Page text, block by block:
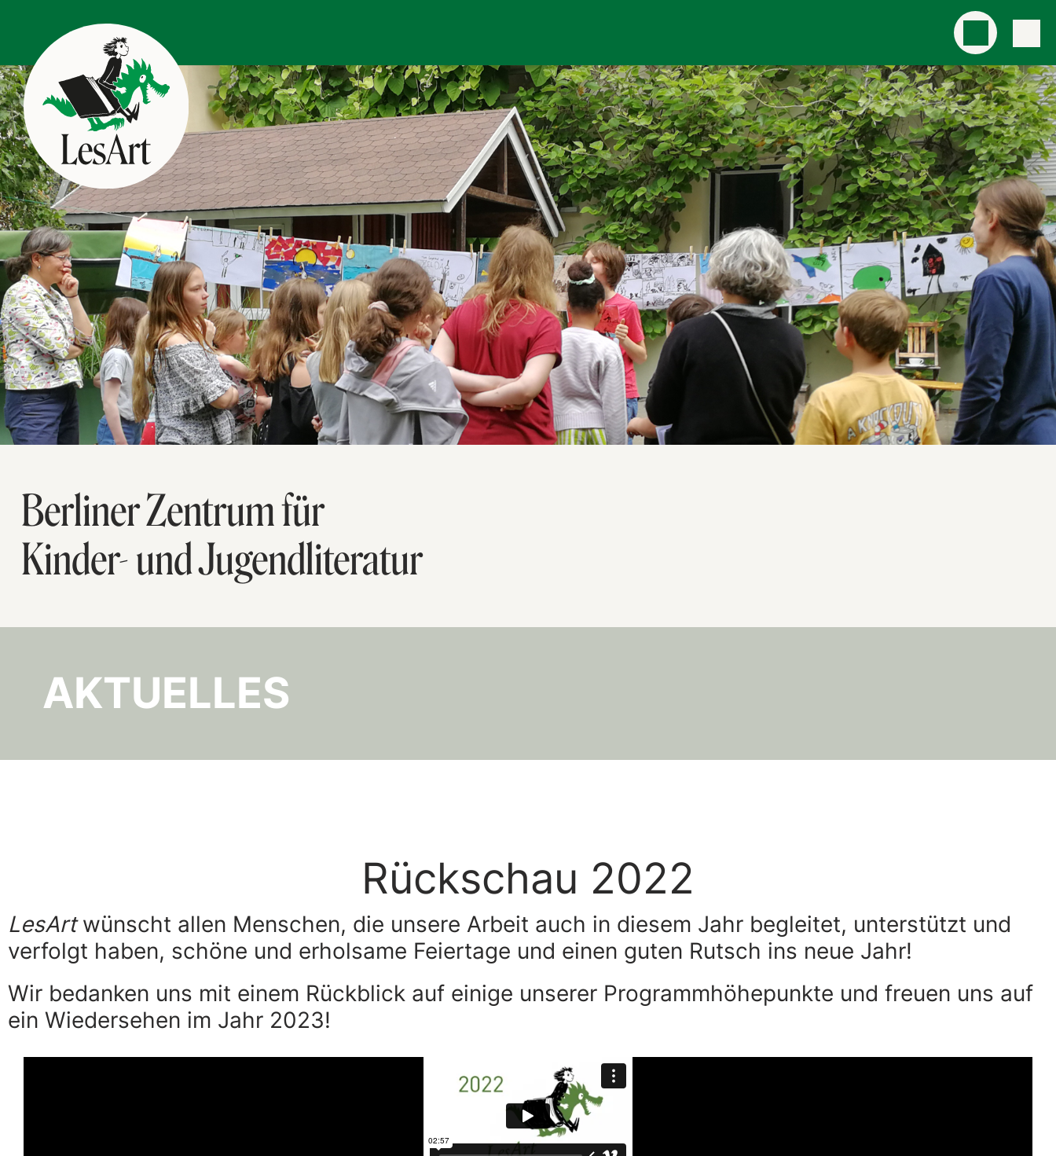
Berliner Zentrum für
Kinder- und Jugendliteratur
AKTUELLES
Rückschau 2022
LesArtwünscht allen Menschen, die unsere Arbeit auch in diesem Jahr begleitet, unterstützt und
verfolgt haben, schöne und erholsame Feiertage und einen guten Rutsch ins neue Jahr!
Wir bedanken uns mit einem Rückblick auf einige unserer Programmhöhepunkte und freuen uns auf
ein Wiedersehen im Jahr 2023!